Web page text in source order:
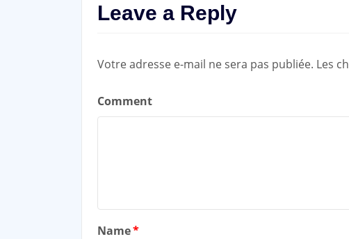
Leave a Reply
Votre adresse e-mail ne sera pas publiée. Les
Comment
Name*